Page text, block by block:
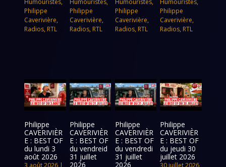
Humouristes,
Philippe
Caverivière,
Radios, RTL
Humouristes,
Philippe
Caverivière,
Radios, RTL
Humouristes,
Philippe
Caverivière,
Radios, RTL
Humouristes,
Philippe
Caverivière,
Radios, RTL
Philippe
CAVERIVIÈR
E : BEST OF
du lundi 3
août 2026
3 août 2026 |
Philippe
CAVERIVIÈR
E : BEST OF
du vendreid
31 juillet
2026
Philippe
CAVERIVIÈR
E : BEST OF
du vendredi
31 juillet
2026
Philippe
CAVERIVIÈR
E : BEST OF
du jeudi 30
juillet 2026
30 juillet 2026